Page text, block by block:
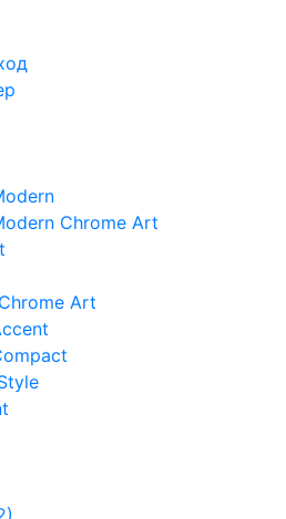
Chrome Art
Art